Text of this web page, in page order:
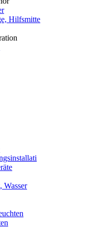
Hilfsmitte
Wasser